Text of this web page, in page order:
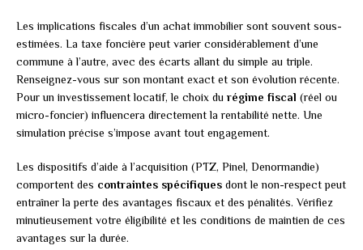
Les implications fiscales d’un achat immobilier sont souvent sous-
estimées. La taxe foncière peut varier considérablement d’une
commune à l’autre, avec des écarts allant du simple au triple.
Renseignez-vous sur son montant exact et son évolution récente.
Pour un investissement locatif, le choix du régime fiscal (réel ou
micro-foncier) influencera directement la rentabilité nette. Une
simulation précise s’impose avant tout engagement.
Les dispositifs d’aide à l’acquisition (PTZ, Pinel, Denormandie)
comportent des contraintes spécifiques dont le non-respect peut
entraîner la perte des avantages fiscaux et des pénalités. Vérifiez
minutieusement votre éligibilité et les conditions de maintien de ces
avantages sur la durée.